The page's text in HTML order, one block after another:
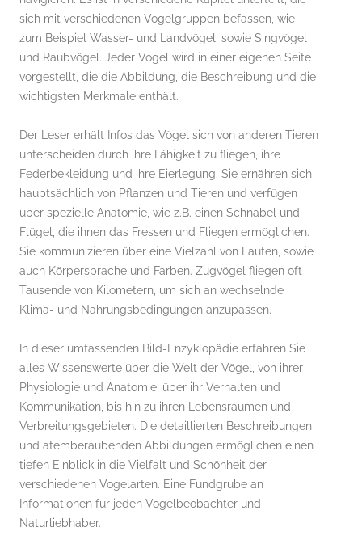
sich mit verschiedenen Vogelgruppen befassen, wie
zum Beispiel Wasser- und Landvögel, sowie Singvögel
und Raubvögel. Jeder Vogel wird in einer eigenen Seite
vorgestellt, die die Abbildung, die Beschreibung und die
wichtigsten Merkmale enthält.
Der Leser erhält Infos das Vögel sich von anderen Tieren
unterscheiden durch ihre Fähigkeit zu fliegen, ihre
Federbekleidung und ihre Eierlegung. Sie ernähren sich
hauptsächlich von Pflanzen und Tieren und verfügen
über spezielle Anatomie, wie z.B. einen Schnabel und
Flügel, die ihnen das Fressen und Fliegen ermöglichen.
Sie kommunizieren über eine Vielzahl von Lauten, sowie
auch Körpersprache und Farben. Zugvögel fliegen oft
Tausende von Kilometern, um sich an wechselnde
Klima- und Nahrungsbedingungen anzupassen.
In dieser umfassenden Bild-Enzyklopädie erfahren Sie
alles Wissenswerte über die Welt der Vögel, von ihrer
Physiologie und Anatomie, über ihr Verhalten und
Kommunikation, bis hin zu ihren Lebensräumen und
Verbreitungsgebieten. Die detaillierten Beschreibungen
und atemberaubenden Abbildungen ermöglichen einen
tiefen Einblick in die Vielfalt und Schönheit der
verschiedenen Vogelarten. Eine Fundgrube an
Informationen für jeden Vogelbeobachter und
Naturliebhaber.